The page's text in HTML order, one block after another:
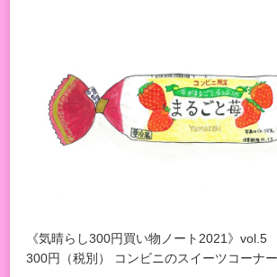
《気晴らし300円買い物ノート2021》vol.5
300円（税別） コンビニのスイーツコーナ